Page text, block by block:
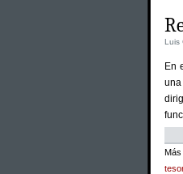
Luis
En
una
Más